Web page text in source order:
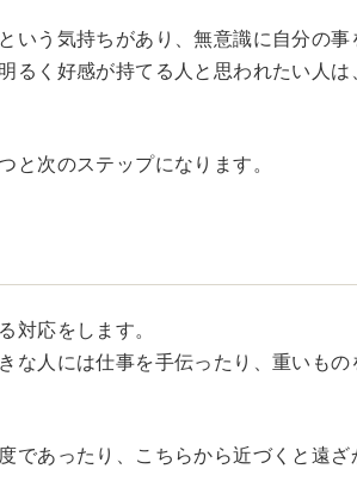
う気持ちがあり、無意識に自分の事
るく好感が持てる人と思われたい人は
次のステップになります。
対応をします。
な人には仕事を手伝ったり、重いも
あったり、こちらから近づくと遠ざ